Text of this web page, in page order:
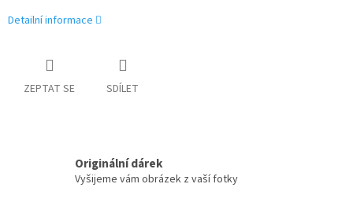
Detailní informace
ZEPTAT SE SDÍLET
Originální dárek
Vyšijeme vám obrázek z vaší fotky